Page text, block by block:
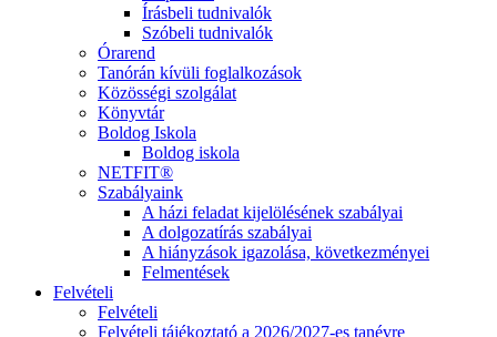
Írásbeli tudnivalók
Szóbeli tudnivalók
Órarend
Tanórán kívüli foglalkozások
Közösségi szolgálat
Könyvtár
Boldog Iskola
Boldog iskola
NETFIT®
Szabályaink
A házi feladat kijelölésének szabályai
A dolgozatírás szabályai
A hiányzások igazolása, következményei
Felmentések
Felvételi
Felvételi
Felvételi tájékoztató a 2026/2027-es tanévre